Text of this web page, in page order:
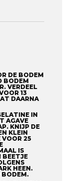
DE BODEM
BODEM
VERDEEL
13
DAARNA
IN
AGAVE
KNIJP DE
KLEIN
VOOR 25
IS
BEETJE
HEEN.
BODEM.